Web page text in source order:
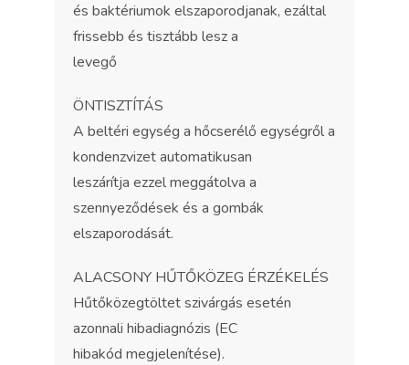
és baktériumok elszaporodjanak, ezáltal
frissebb és tisztább lesz a
levegő
ÖNTISZTÍTÁS
A beltéri egység a hőcserélő egységről a
kondenzvizet automatikusan
leszárítja ezzel meggátolva a
szennyeződések és a gombák
elszaporodását.
ALACSONY HŰTŐKÖZEG ÉRZÉKELÉS
Hűtőközegtöltet szivárgás esetén
azonnali hibadiagnózis (EC
hibakód megjelenítése).